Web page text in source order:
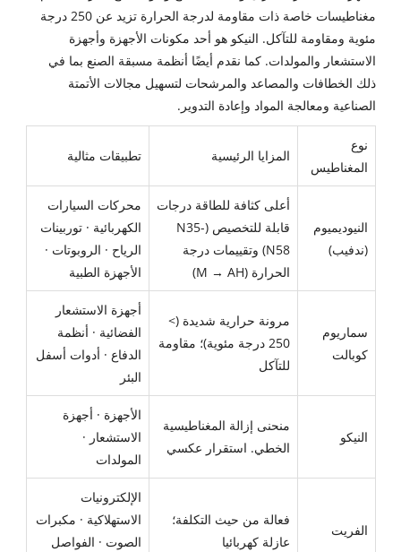
مغناطيسات خاصة ذات مقاومة لدرجة الحرارة تزيد عن 250 درجة
مئوية ومقاومة للتآكل. النيكو هو أحد مكونات الأجهزة وأجهزة
الاستشعار والمولدات. كما نقدم أيضًا أنظمة مسبقة الصنع بما في
ذلك الخطافات والمصاعد والمرشحات لتسهيل مجالات الأتمتة
الصناعية ومعالجة المواد وإعادة التدوير.
نوع
المغناطيس
المزايا الرئيسية تطبيقات مثالية
النيوديميوم
(ندفيب)
أعلى كثافة للطاقة درجات
قابلة للتخصيص (N35-
N58) وتقييمات درجة
الحرارة (M → AH)
محركات السيارات
الكهربائية · توربينات
الرياح · الروبوتات ·
الأجهزة الطبية
سماريوم
كوبالت
مرونة حرارية شديدة (>
250 درجة مئوية)؛ مقاومة
للتآكل
أجهزة الاستشعار
الفضائية · أنظمة
الدفاع · أدوات أسفل
البئر
النيكو
منحنى إزالة المغناطيسية
الخطي. استقرار عكسي
الأجهزة · أجهزة
الاستشعار ·
المولدات
الفريت
فعالة من حيث التكلفة؛
عازلة كهربائيا
الإلكترونيات
الاستهلاكية · مكبرات
الصوت · الفواصل